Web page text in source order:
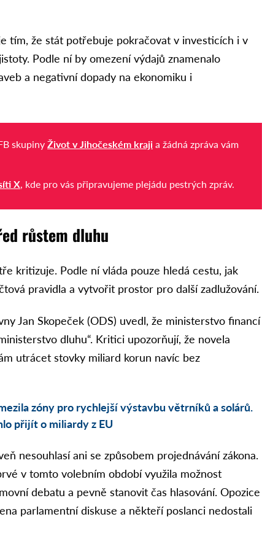
tím, že stát potřebuje pokračovat v investicích i v
Podle ní by omezení výdajů znamenalo
a negativní dopady na ekonomiku i
skupinyŽivot v Jihočeském kraji a žádná zpráva vám
X , kde pro vás připravujeme plejádu pestrých zpráv.
růstem dluhu
kritizuje. Podle ní vláda pouze hledá cestu, jak
pravidla a vytvořit prostor pro další zadlužování.
Jan Skopeček (ODS) uvedl, že ministerstvo financí
dluhu“. Kritici upozorňují, že novela
utrácet stovky miliard korun navíc bez
zóny pro rychlejší výstavbu větrníků a solárů.
přijít o miliardy z EU
nesouhlasí ani se způsobem projednávání zákona.
v tomto volebním období využila možnost
debatu a pevně stanovit čas hlasování. Opozice
parlamentní diskuse a někteří poslanci nedostali